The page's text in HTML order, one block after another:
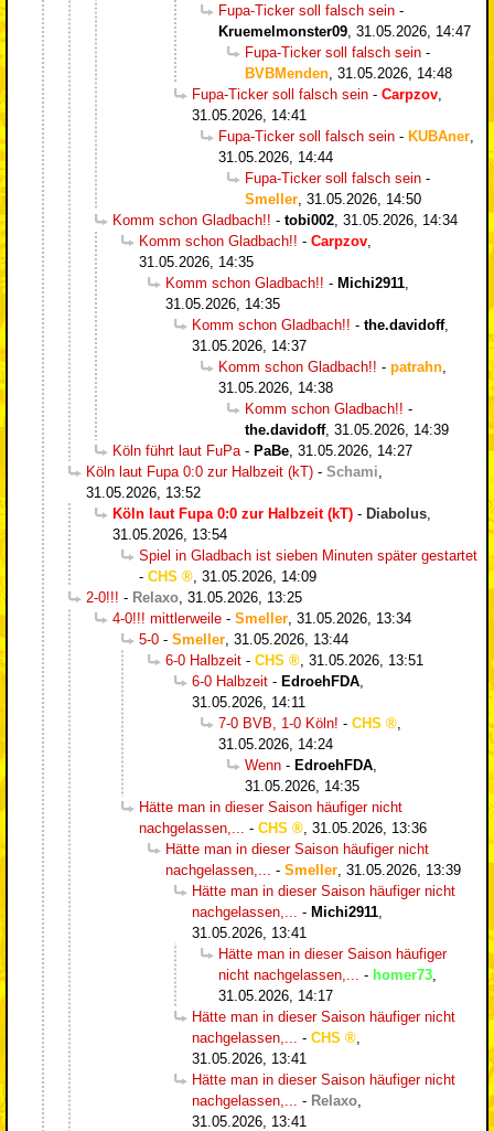
Fupa-Ticker soll falsch sein -
Kruemelmonster09 31.05.2026, 14:47
Fupa-Ticker soll falsch sein -
BVBMenden 31.05.2026, 14:48
Fupa-Ticker soll falsch sein - Carpzov
31.05.2026, 14:41
Fupa-Ticker soll falsch sein - KUBAner
31.05.2026, 14:44
Fupa-Ticker soll falsch sein -
Smeller 31.05.2026, 14:50
Komm schon Gladbach!! - tobi002 31.05.2026, 14:34
Komm schon Gladbach!! - Carpzov
31.05.2026, 14:35
Komm schon Gladbach!! - Michi2911
31.05.2026, 14:35
Komm schon Gladbach!! - the.davidoff,
31.05.2026, 14:37
Komm schon Gladbach!! - patrahn
31.05.2026, 14:38
Komm schon Gladbach!! -
the.davidoff, 31.05.2026, 14:39
Köln führt laut FuPa - PaBe 31.05.2026, 14:27
Köln laut Fupa 0:0 zur Halbzeit (kT) - Schami
31.05.2026, 13:52
Köln laut Fupa 0:0 zur Halbzeit (kT) - Diabolus
31.05.2026, 13:54
Spiel in Gladbach ist sieben Minuten später gestartet
- CHS
31.05.2026, 14:09
2-0!!! - Relaxo 31.05.2026, 13:25
4-0!!! mittlerweile - Smeller 31.05.2026, 13:34
5-0 - Smeller 31.05.2026, 13:44
6-0 Halbzeit - CHS
31.05.2026, 13:51
6-0 Halbzeit - EdroehFDA
31.05.2026, 14:11
7-0 BVB, 1-0 Köln! - CHS
31.05.2026, 14:24
Wenn - EdroehFDA
31.05.2026, 14:35
Hätte man in dieser Saison häufiger nicht
nachgelassen,...
- CHS
31.05.2026, 13:36
Hätte man in dieser Saison häufiger nicht
nachgelassen,...
- Smeller 31.05.2026, 13:39
Hätte man in dieser Saison häufiger nicht
nachgelassen,...
- Michi2911
31.05.2026, 13:41
Hätte man in dieser Saison häufiger
nicht nachgelassen,...
- homer73
31.05.2026, 14:17
Hätte man in dieser Saison häufiger nicht
nachgelassen,...
- CHS
31.05.2026, 13:41
Hätte man in dieser Saison häufiger nicht
nachgelassen,...
- Relaxo
31.05.2026, 13:41